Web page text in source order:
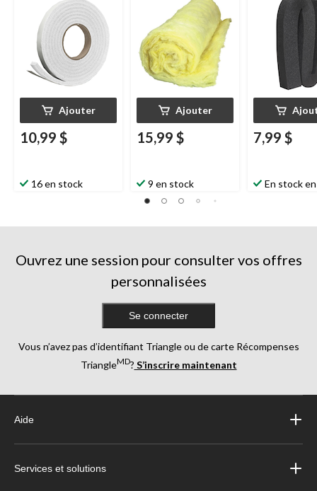
, 3/4 po x 10 pi,
blanc
Ajouter
10,99 $
16 en stock
Ajouter
15,99 $
9 en stock
, 2-1/4
po, gris
7,99 $
En stock
Ouvrez une session pour consulter vos offres
personnalisées
Se connecter
Vous n’avez pas d’identifiant Triangle ou de carte Récompenses
TriangleMD? S’inscrire maintenant
Aide
Services et solutions